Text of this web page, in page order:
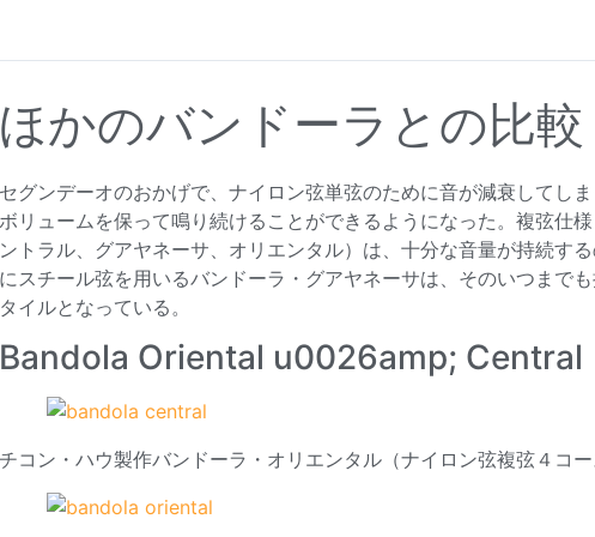
ほかのバンドーラとの比較
セグンデーオのおかげで、ナイロン弦単弦のために音が減衰してし
ボリュームを保って鳴り続けることができるようになった。複弦仕
ントラル、グアヤネーサ、オリエンタル）は、十分な音量が持続す
にスチール弦を用いるバンドーラ・グアヤネーサは、そのいつまで
タイルとなっている。
Bandola Oriental u0026amp; Central
チコン・ハウ製作バンドーラ・オリエンタル（ナイロン弦複弦４コー